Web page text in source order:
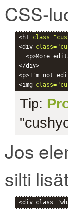
CSS-
<h1
<div
<p>More
</div>
<p>I'm not
<img
Tip:
Jos
silti
<div